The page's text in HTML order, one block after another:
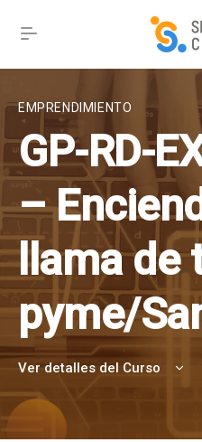
EMPRENDIMIENTO
GP-RD-
–
llama de
pyme/
Ver detalles del Curso